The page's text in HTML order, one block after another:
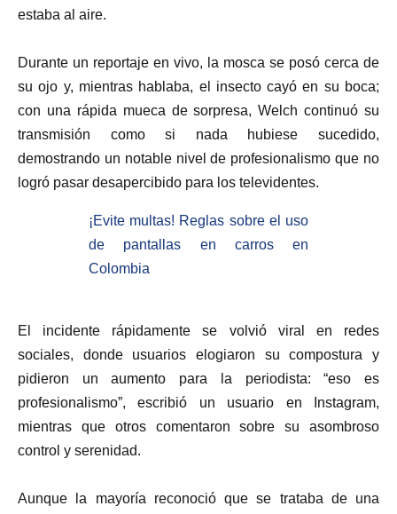
estaba al aire.
Durante un reportaje en vivo, la mosca se posó cerca de
su ojo y, mientras hablaba, el insecto cayó en su boca;
con una rápida mueca de sorpresa, Welch continuó su
transmisión como si nada hubiese sucedido,
demostrando un notable nivel de profesionalismo que no
logró pasar desapercibido para los televidentes.
¡Evite multas! Reglas sobre el uso
de pantallas en carros en
Colombia
El incidente rápidamente se volvió viral en redes
sociales, donde usuarios elogiaron su compostura y
pidieron un aumento para la periodista: “eso es
profesionalismo”, escribió un usuario en Instagram,
mientras que otros comentaron sobre su asombroso
control y serenidad.
Aunque la mayoría reconoció que se trataba de una